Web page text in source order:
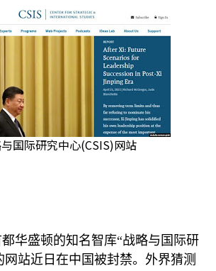
国际研究中心(CSIS)网站
华盛顿的知名智库“战略与国际研
网站近日在中国被封禁。外界猜测